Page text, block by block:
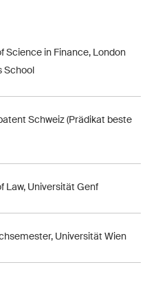
Science in Finance, London
School
Schweiz (Prädikat beste
Law, Universität Genf
Universität Wien